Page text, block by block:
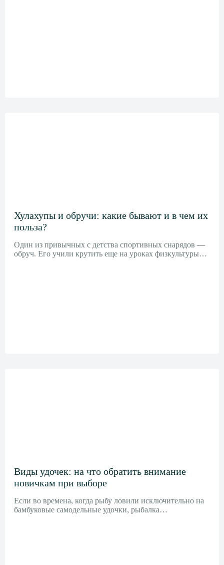
Хулахупы и обручи: какие бывают и в чем их
польза?
Один из привычных с детства спортивных снарядов —
обруч. Его учили крутить еще на уроках физкультуры…
Виды удочек: на что обратить внимание
новичкам при выборе
Если во времена, когда рыбу ловили исключительно на
бамбуковые самодельные удочки, рыбалка…